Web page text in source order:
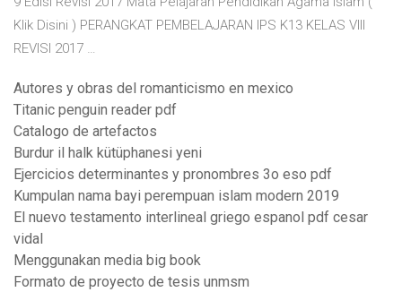
Klik Disini ) PERANGKAT PEMBELAJARAN IPS K13 KELAS VIII
REVISI 2017 …
Autores y obras del romanticismo en mexico
Titanic penguin reader pdf
Catalogo de artefactos
Burdur il halk kütüphanesi yeni
Ejercicios determinantes y pronombres 3o eso pdf
Kumpulan nama bayi perempuan islam modern 2019
El nuevo testamento interlineal griego espanol pdf cesar
vidal
Menggunakan media big book
Formato de proyecto de tesis unmsm